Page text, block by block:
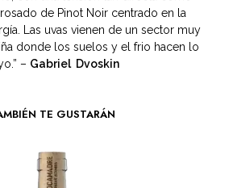
de Pinot Noir centrado en la
Las uvas vienen de un sector muy
donde los suelos y el frio hacen lo
– Gabriel Dvoskin
TE GUSTARÁN